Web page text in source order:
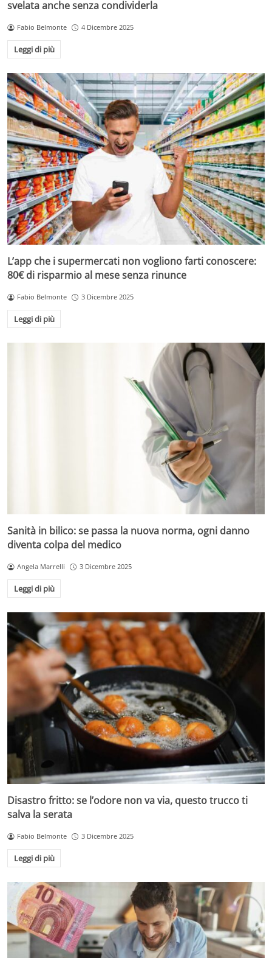
svelata anche senza condividerla
Fabio Belmonte 4 Dicembre 2025
Leggi di più
L’app che i supermercati non vogliono farti conoscere:
80€ di risparmio al mese senza rinunce
Fabio Belmonte 3 Dicembre 2025
Leggi di più
Sanità in bilico: se passa la nuova norma, ogni danno
diventa colpa del medico
Angela Marrelli 3 Dicembre 2025
Leggi di più
Disastro fritto: se l’odore non va via, questo trucco ti
salva la serata
Fabio Belmonte 3 Dicembre 2025
Leggi di più